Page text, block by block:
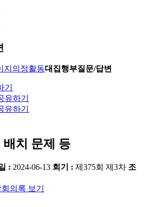
의정활동대집행부질문/답변
기
유하기
유하기
치 문제 등
: 2024-06-13 회기 : 제375회 제3차 조
의록 보기